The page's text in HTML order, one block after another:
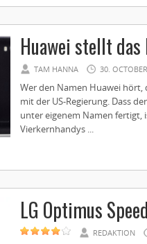
Huawei stellt
TAM HANNA 30.
Wer den Namen Huawei hört,
mit der US-Regierung. Dass
unter eigenem Namen
Vierkernhandys ...
LG Optimus Speed
REDAKTION